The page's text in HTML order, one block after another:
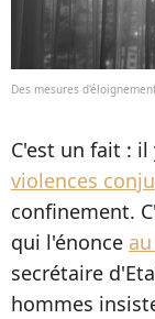
Des mesures
C'est un fait : il
violences
confinement.
qui l'énonce
secrétaire
hommes